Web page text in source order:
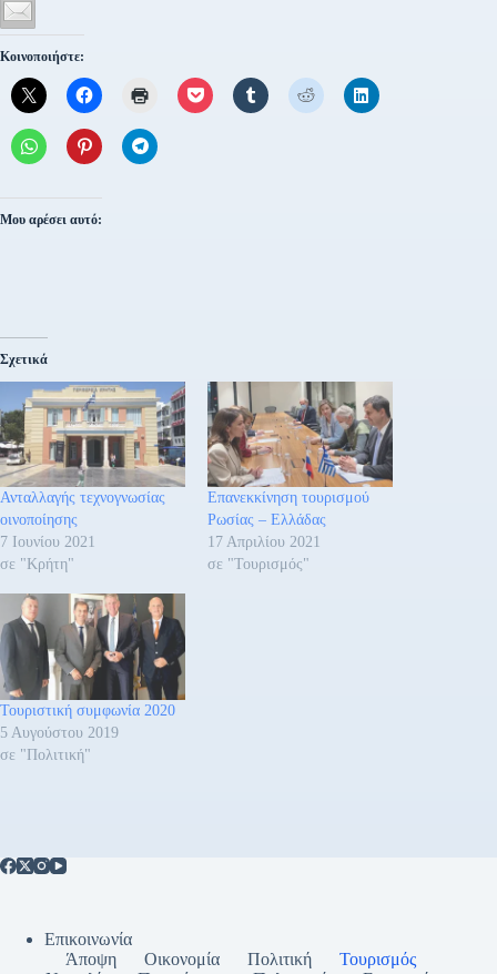
Κοινοποιήστε:
Μου αρέσει αυτό:
Σχετικά
Ανταλλαγής τεχνογνωσίας
οινοποίησης
7 Ιουνίου 2021
σε "Κρήτη"
Επανεκκίνηση τουρισμού
Ρωσίας – Ελλάδας
17 Απριλίου 2021
σε "Τουρισμός"
Τουριστική συμφωνία 2020
5 Αυγούστου 2019
σε "Πολιτική"
Επικοινωνία
Άποψη
Οικονομία Πολιτική
Τουρισμός